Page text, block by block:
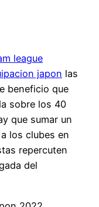
japon las
beneficio que
sobre los 40
que sumar un
los clubes en
repercuten
del